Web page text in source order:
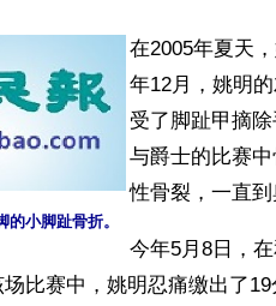
的小脚趾骨折。
在2005年夏天
年12月，姚明
受了脚趾甲摘
与爵士的比赛
性骨裂，一直到
今年5月8日，
比赛中，姚明忍痛缴出了